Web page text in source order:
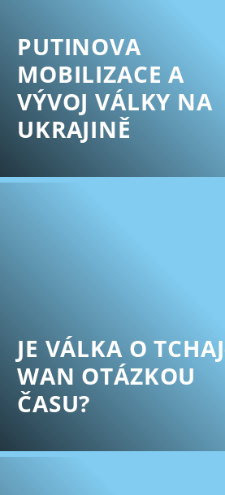
PUTINOVA
MOBILIZACE A
VÝVOJ VÁLKY NA
UKRAJINĚ
JE VÁLKA O
WAN OTÁZKOU
ČASU?